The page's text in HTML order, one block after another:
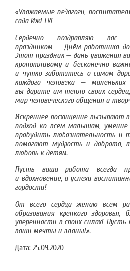
«Уважаемые педагоги,
сада ИжГТУ!
Сердечно поздравляю вас
праздником — Днём работника
Этот праздник — дань уважения
кропотливому и бесконечно
и чутко заботитесь о самом
каждого человека —
вы дарите им тепло своих
мир человеческого общения и
Искреннее восхищение вызывают
подход ко всем малышам,
пробудить любознательность и
помогают мудрость и доброта,
любовь к детям.
Пусть ваша работа всегда
и вдохновение, а успехи
гордости!
От всего сердца желаю всем
образования крепкого здоровья,
уверенности в своих силах!
ваши мечты и планы!».
Дата: 25.09.2020